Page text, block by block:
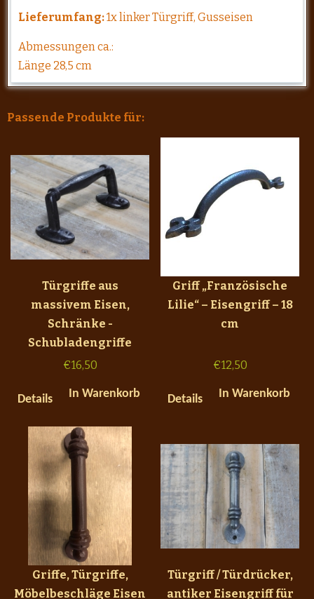
Lieferumfang:1x linker Türgriff, Gusseisen
Abmessungen ca.:
Länge 28,5 cm
Passende Produkte für:
Türgriffe aus
massivem Eisen,
Schränke -
Schubladengriffe
€16,50
Details In Warenkorb
Griff „Französische
Lilie“ – Eisengriff – 18
cm
€12,50
Details In Warenkorb
Griffe, Türgriffe,
Möbelbeschläge Eisen
Türgriff / Türdrücker,
antiker Eisengriff für